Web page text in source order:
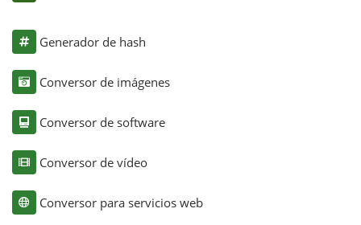
Generador de hash
Conversor de imágenes
Conversor de software
Conversor de vídeo
Conversor para servicios web